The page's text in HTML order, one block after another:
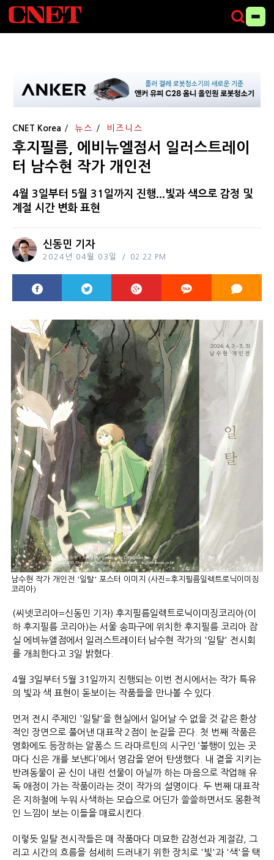
CNET Korea 뉴스 비즈니스
후지필름, 에비뉴엘점서 일러스트레이
터 남수현 작가 개인전
4월 3일부터 5월 31일까지 진행...빛과 색으로 감정 및
계절 시간 변화 표현
신동민 기자
2024년 04월 03일 02:22 PM
남수현 작가 개인전 '일탈' 포스터 이미지 (사진=후지필름일렉트로닉이미징
코리아)
(씨넷코리아=신동민 기자) 후지필름일렉트로닉이미징코리아(이
하 후지필름 코리아)는 서울 송파구에 위치한 후지필름 코리아 잠
실 에비뉴엘점에서 일러스트레이터 남수현 작가의 '일탈' 전시회
를 개최한다고 3일 밝혔다.
4월 3일부터 5월 31일까지 진행되는 이번 전시에서는 작가 특유
의 빛과 색 표현이 돋보이는 작품들을 만나볼 수 있다.
먼저 전시 주제인 '일탈'을 현실에서 일어날 수 없을 것 같은 환상
적인 장면으로 풀어낸 대표작 2점이 눈길을 끈다. 첫 번째 작품은
영화에도 등장하는 알퐁스 드 라마르틴의 시구인 ‘불행이 있는 곳
마다 신은 개를 보낸다’에서 영감을 얻어 탄생했다. 내 곁을 지키는
반려동물이 곧 신이 내린 선물이 아닐까 하는 마음으로 작업해 유
독 애정이 가는 작품이라는 것이 작가의 설명이다. 두 번째 대표작
은 지하철에 누워 사색하는 모습으로 어딘가 쓸쓸하면서도 몽환적
인 느낌이 보는 이들을 매료시킨다.
이렇듯 일탈 전시작들은 매 작품마다 미묘한 감정선과 계절감, 그
리고 시간의 흐름을 섬세히 드러내기 위한 장치로 '빛'과 '색'을 택